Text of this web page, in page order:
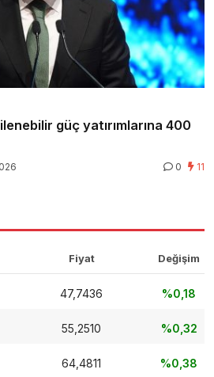
güç yatırımlarına 400
0 11
Fiyat Değişim
47,7436 %0,18
55,2510 %0,32
64,4811 %0,38